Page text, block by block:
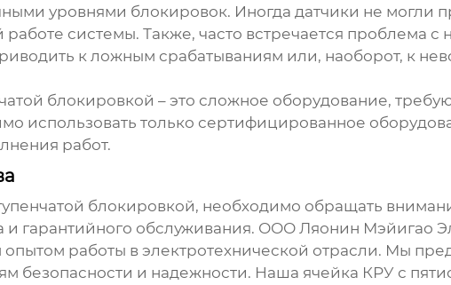
уровнями блокировок. Иногда датчики не могли
системы. Также, часто встречается проблема
к ложным срабатываниям или, наоборот, к
блокировкой – это сложное оборудование,
использовать только сертифицированное
работ.
блокировкой, необходимо обращать
и гарантийного обслуживания. ООО Ляонин Мэйигао
работы в электротехнической отрасли. Мы
безопасности и надежности. Наша ячейка КРУ с